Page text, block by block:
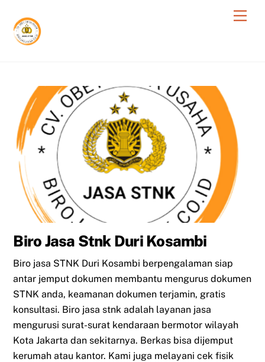
content
Biro Jasa Stnk Duri Kosambi
Biro jasa STNK Duri Kosambi berpengalaman siap
antar jemput dokumen membantu mengurus dokumen
STNK anda, keamanan dokumen terjamin, gratis
konsultasi. Biro jasa stnk adalah layanan jasa
mengurusi surat-surat kendaraan bermotor wilayah
Kota Jakarta dan sekitarnya. Berkas bisa dijemput
kerumah atau kantor. Kami juga melayani cek fisik